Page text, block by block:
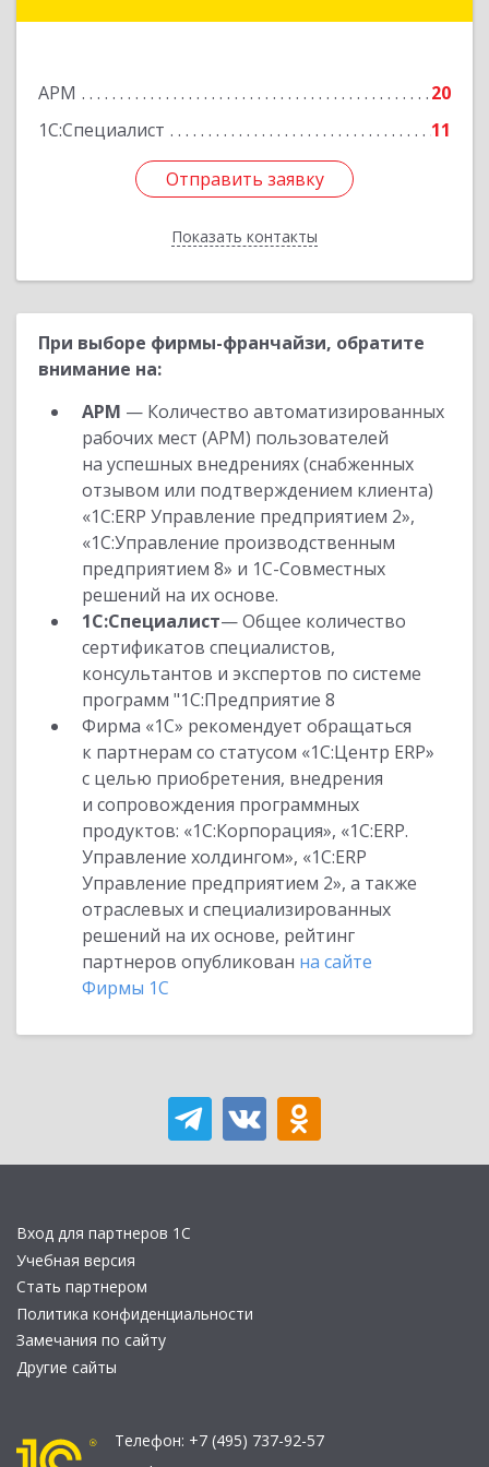
АРМ
20
1С:Специалист
11
Отправить заявку
Показать контакты
Подробнее
Отправить заявку
Назад
При выборе фирмы-франчайзи, обратите
внимание на:
АРМ — Количество автоматизированных
рабочих мест (АРМ) пользователей
на успешных внедрениях (снабженных
отзывом или подтверждением клиента)
«1С:ERP Управление предприятием 2»,
«1С:Управление производственным
предприятием 8» и 1С-Совместных
решений на их основе.
1С:Специалист— Общее количество
сертификатов специалистов,
консультантов и экспертов по системе
программ "1С:Предприятие 8
Фирма «1С» рекомендует обращаться
к партнерам со статусом «1С:Центр ERP»
с целью приобретения, внедрения
и сопровождения программных
продуктов: «1С:Корпорация», «1С:ERP.
Управление холдингом», «1С:ERP
Управление предприятием 2», а также
отраслевых и специализированных
решений на их основе, рейтинг
партнеров опубликован на сайте
Фирмы 1С
Вход для партнеров 1С
Учебная версия
Стать партнером
Политика конфиденциальности
Замечания по сайту
Другие сайты
Телефон: +7 (495) 737-92-57